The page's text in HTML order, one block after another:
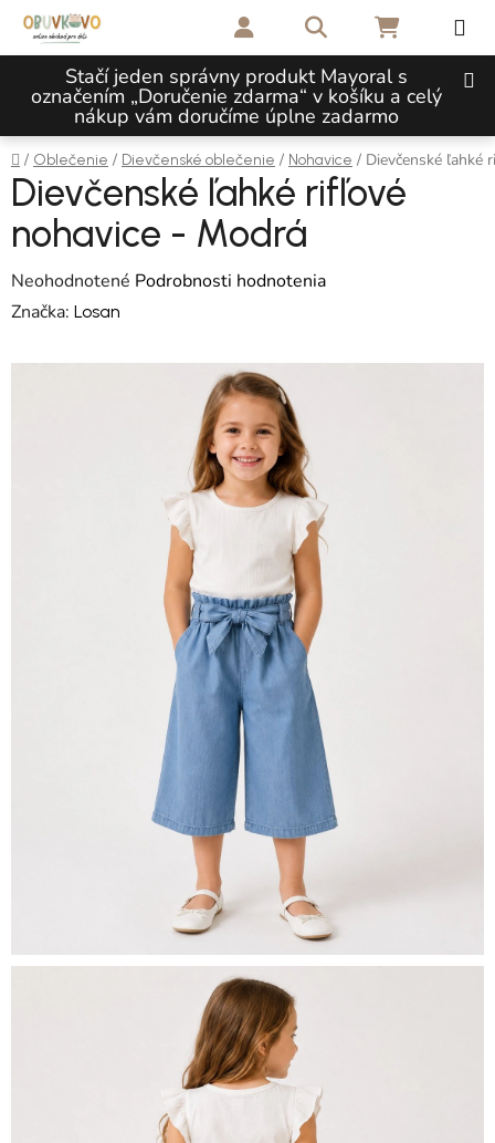
Prejsť na obsah
Stačí jeden správny produkt Mayoral s
označením „Doručenie zdarma“ v košíku a celý
nákup vám doručíme úplne zadarmo
Hľadať NÁKUPNÝ
Domov
/ Oblečenie / Dievčenské oblečenie / Nohavice / Dievčenské ľahké
Dievčenské ľahké rifľové
nohavice - Modrá
Priemerné hodnotenie produktu je 0,0 z 5 hviezdičiek.
Neohodnotené Podrobnosti hodnotenia
Značka: Losan